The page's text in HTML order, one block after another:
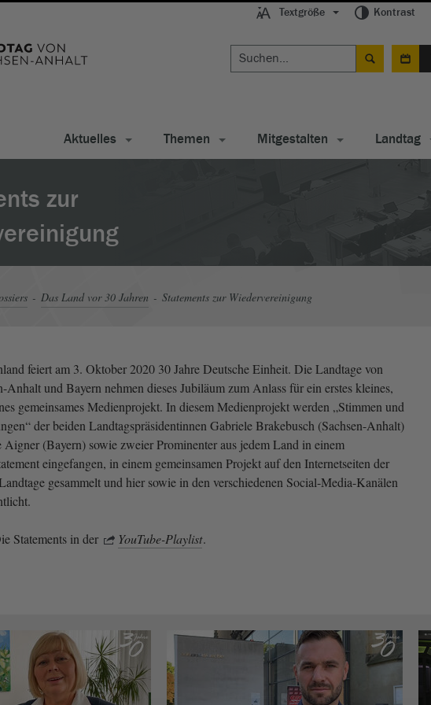
Textgröße Kontrast
Aktuelles Themen Mitgestalten Landtag
zur
Das Land vor 30 Jahren Statements zur Wiedervereinigung
feiert am 3. Oktober 2020 30 Jahre Deutsche Einheit. Die Landtage von
Anhalt und Bayern nehmen dieses Jubiläum zum Anlass für ein erstes kleines,
gemeinsames Medienprojekt. In diesem Medienprojekt werden „Stimmen und
der beiden Landtagspräsidentinnen Gabriele Brakebusch (Sachsen-Anhalt)
Aigner (Bayern) sowie zweier Prominenter aus jedem Land in einem
eingefangen, in einem gemeinsamen Projekt auf den Internetseiten der
gesammelt und hier sowie in den verschiedenen Social-Media-Kanälen
Statements in der YouTube-Playlist.